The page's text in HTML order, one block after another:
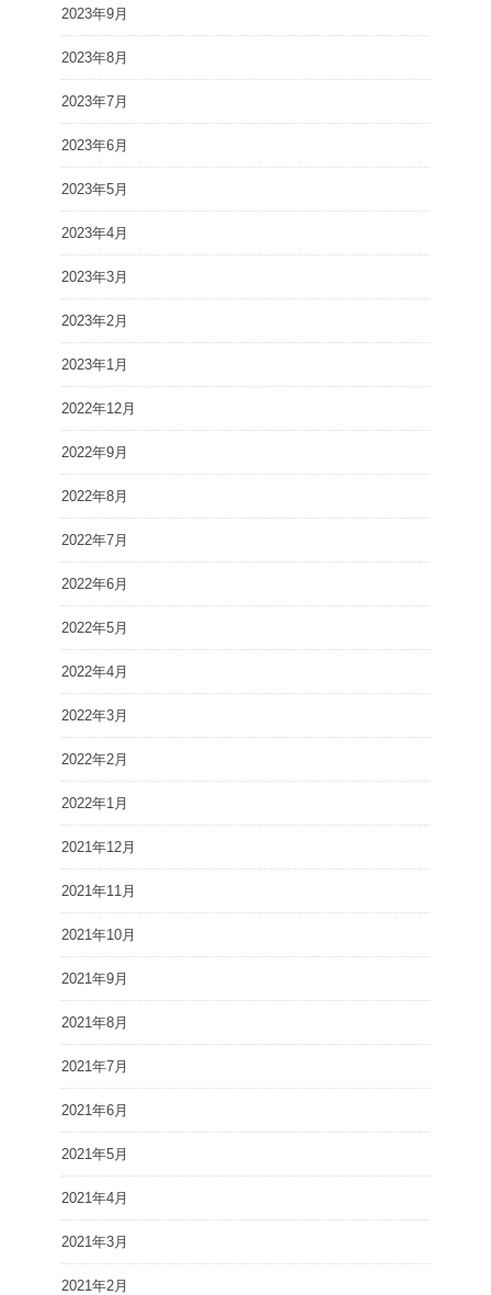
2023年9月
2023年8月
2023年7月
2023年6月
2023年5月
2023年4月
2023年3月
2023年2月
2023年1月
2022年12月
2022年9月
2022年8月
2022年7月
2022年6月
2022年5月
2022年4月
2022年3月
2022年2月
2022年1月
2021年12月
2021年11月
2021年10月
2021年9月
2021年8月
2021年7月
2021年6月
2021年5月
2021年4月
2021年3月
2021年2月